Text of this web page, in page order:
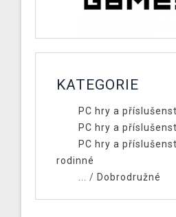
KATEGORIE
PC hry a
PC hry a
PC hry a
rodinné
... / Dobrodružné